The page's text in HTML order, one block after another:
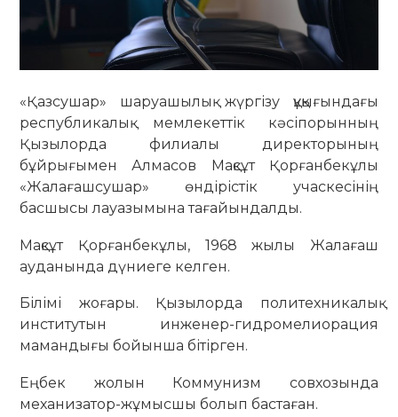
«Қазсушар» шаруашылық жүргізу құқығындағы
республикалық мемлекеттік кәсіпорынның
Қызылорда филиалы директорының
бұйрығымен Алмасов Мақсұт Қорғанбекұлы
«Жалағашсушар» өндірістік учаскесінің
басшысы лауазымына тағайындалды.
Мақсұт Қорғанбекұлы, 1968 жылы Жалағаш
ауданында дүниеге келген.
Білімі жоғары. Қызылорда политехникалық
институтын инженер-гидромелиорация
мамандығы бойынша бітірген.
Еңбек жолын Коммунизм совхозында
механизатор-жұмысшы болып бастаған.